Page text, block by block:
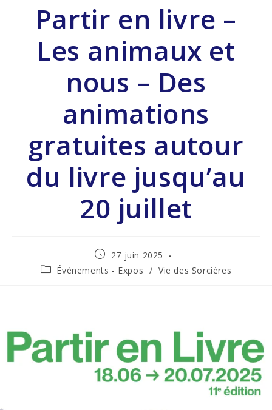
Partir en livre –
Les animaux et
nous – Des
animations
gratuites autour
du livre jusqu’au
20 juillet
27 juin 2025
Évènements - Expos / Vie des Sorcières